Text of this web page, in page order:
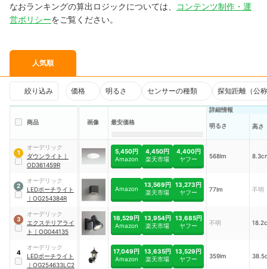
なおランキングの算出ロジックについては、
コンテンツ制作・運
営ポリシーをご覧ください。
人気順
絞り込み 価格 明るさ センサーの種類 探知距離（公
商品 画像 最安価格
詳細情報
明るさ 高さ
1
オーデリック
ダウンライト ｜
OD361459R
5,450円
Amazon
4,450円
楽天市場
4,400円
ヤフー
568lm
2
オーデリック
LEDポーチライト
｜ OG254384R
Amazon
13,569円
楽天市場
13,273円
ヤフー
77lm 不明
3
オーデリック
エクステリアライ
ト ｜ OG044135
16,529円
Amazon
13,954円
楽天市場
13,685円
ヤフー
不明
4
オーデリック
LEDポーチライト
｜ OG254633LC2
17,049円
Amazon
13,635円
楽天市場
13,529円
ヤフー
359lm